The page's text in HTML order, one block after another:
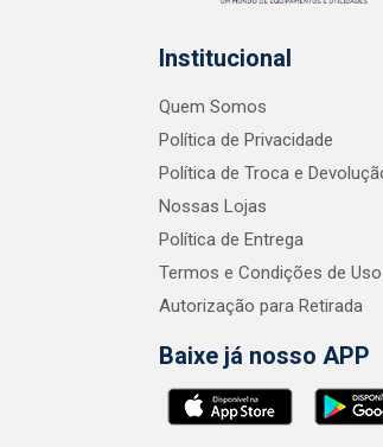
Institucional
Quem Somos
Política de Privacidade
Política de Troca e
Nossas Lojas
Política de Entrega
Termos e Condições de
Autorização para Retirada
Baixe já nosso APP